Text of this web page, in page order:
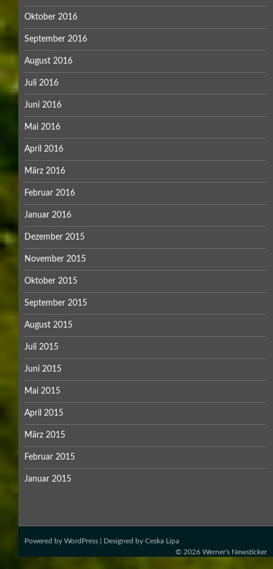
Oktober 2016
September 2016
August 2016
Juli 2016
Juni 2016
Mai 2016
April 2016
März 2016
Februar 2016
Januar 2016
Dezember 2015
November 2015
Oktober 2015
September 2015
August 2015
Juli 2015
Juni 2015
Mai 2015
April 2015
März 2015
Februar 2015
Januar 2015
Powered by WordPress | Designed by Ceska Lipa
© 2026 Werner's Newsticker